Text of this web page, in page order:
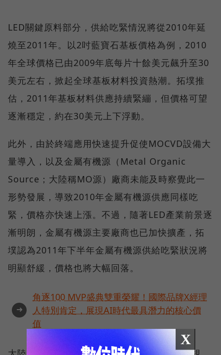
LED關鍵原料部分，供給吃緊情況將從2010年延
燒至2011年。以2吋藍寶石基板價格為例，2010
年全球價格已由2009年底每片十餘美元飆升至30
美元左右，掀起全球基板材料投資熱潮。拓墣推
估，2011年基板材料供應持續緊繃，但價格可望
逐漸穩定，約在30美元上下浮動。
此外，由於終端應用快速提升促使MOCVD設備大
量導入，以及金屬有機源（Metal Organic
Source；大陸稱MO源）廠商未能及時察覺此一
形勢發展，導致2010年金屬有機源供應同樣吃
緊，價格亦快速上漲。不過，隨著LED產業前景逐
漸明朗，金屬有機源主要廠商也已加快擴產，拓
墣認為2011年下半年金屬有機源供給吃緊狀況將
明顯舒緩，價格也將大幅回落。
➜
角逐100 MVP盛典雙重榮耀！國際品牌X經理
人特別肯定，展現AI時代最具潛力的核心價
值
X